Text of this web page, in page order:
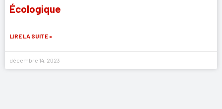
Écologique
LIRE LA SUITE »
décembre 14, 2023